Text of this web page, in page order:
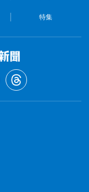
特集